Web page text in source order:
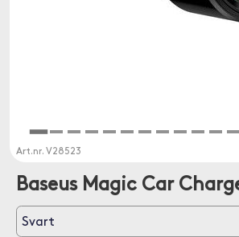
Art.nr. V28523
Baseus Magic Car
Svart